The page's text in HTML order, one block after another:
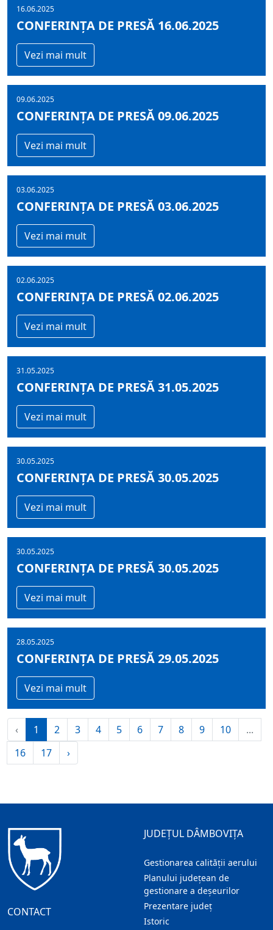
16.06.2025
CONFERINȚA DE PRESĂ 16.06.2025
Vezi mai mult
09.06.2025
CONFERINȚA DE PRESĂ 09.06.2025
Vezi mai mult
03.06.2025
CONFERINȚA DE PRESĂ 03.06.2025
Vezi mai mult
02.06.2025
CONFERINȚA DE PRESĂ 02.06.2025
Vezi mai mult
31.05.2025
CONFERINȚA DE PRESĂ 31.05.2025
Vezi mai mult
30.05.2025
CONFERINȚA DE PRESĂ 30.05.2025
Vezi mai mult
30.05.2025
CONFERINȚA DE PRESĂ 30.05.2025
Vezi mai mult
28.05.2025
CONFERINȚA DE PRESĂ 29.05.2025
Vezi mai mult
‹ 1 2 3 4 5 6 7 8 9 10
...
16
17 ›
CONTACT
JUDEȚUL DÂMBOVIȚA
Gestionarea calității aerului
Planului județean de
gestionare a deșeurilor
Prezentare judeţ
Istoric